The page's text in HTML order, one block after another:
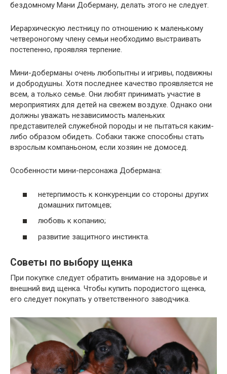
бездомному Мани Доберману, делать этого не следует.
Иерархическую лестницу по отношению к маленькому
четвероногому члену семьи необходимо выстраивать
постепенно, проявляя терпение.
Мини-доберманы очень любопытны и игривы, подвижны
и добродушны. Хотя последнее качество проявляется не
всем, а только семье. Они любят принимать участие в
мероприятиях для детей на свежем воздухе. Однако они
должны уважать независимость маленьких
представителей служебной породы и не пытаться каким-
либо образом обидеть. Собаки также способны стать
взрослым компаньоном, если хозяин не домосед.
Особенности мини-персонажа Добермана:
нетерпимость к конкуренции со стороны других
домашних питомцев;
любовь к копанию;
развитие защитного инстинкта.
Советы по выбору щенка
При покупке следует обратить внимание на здоровье и
внешний вид щенка. Чтобы купить породистого щенка,
его следует покупать у ответственного заводчика.